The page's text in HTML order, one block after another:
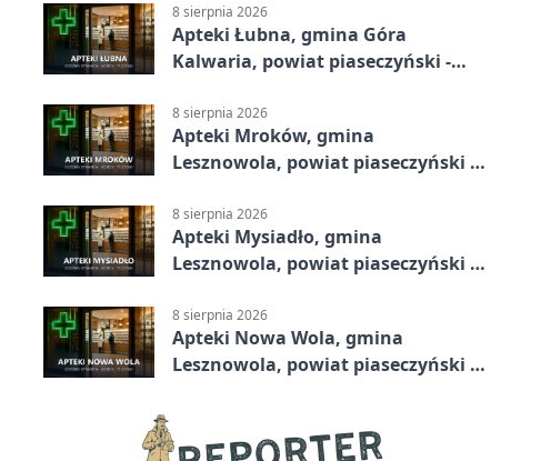
8 sierpnia 2026
Apteki Łubna, gmina Góra
Kalwaria, powiat piaseczyński -
8 sierpnia 2026
Apteki Mroków, gmina
Lesznowola, powiat piaseczyński -
8 sierpnia 2026
Apteki Mysiadło, gmina
Lesznowola, powiat piaseczyński -
8 sierpnia 2026
Apteki Nowa Wola, gmina
Lesznowola, powiat piaseczyński -